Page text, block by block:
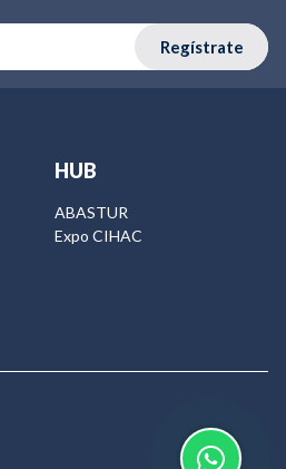
Regístrate
HUB
ABASTUR
Expo CIHAC